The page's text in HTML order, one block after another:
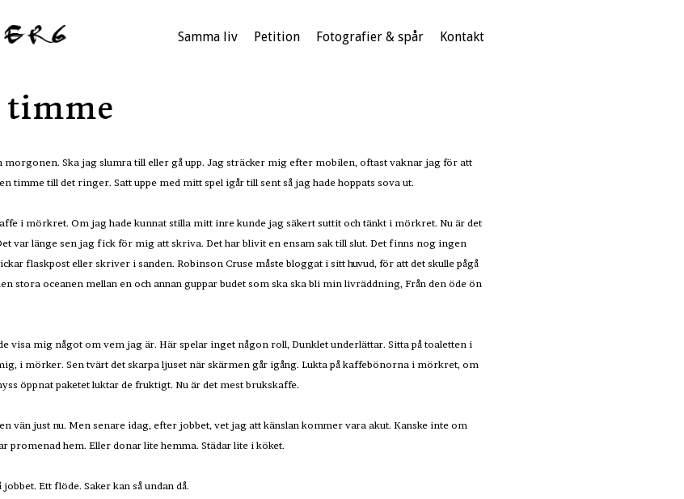
Samma liv Petition Fotografier & spår Kontakt
morgonen. Ska jag slumra till eller gå upp. Jag sträcker mig efter mobilen, oftast vaknar jag för att
timme till det ringer. Satt uppe med mitt spel igår till sent så jag hade hoppats sova ut.
i mörkret. Om jag hade kunnat stilla mitt inre kunde jag säkert suttit och tänkt i mörkret. Nu är det
var länge sen jag fick för mig att skriva. Det har blivit en ensam sak till slut. Det finns nog ingen
flaskpost eller skriver i sanden. Robinson Cruse måste bloggat i sitt huvud, för att det skulle pågå
stora oceanen mellan en och annan guppar budet som ska ska bli min livräddning, Från den öde ön
visa mig något om vem jag är. Här spelar inget någon roll, Dunklet underlättar. Sitta på toaletten i
i mörker. Sen tvärt det skarpa ljuset när skärmen går igång. Lukta på kaffebönorna i mörkret, om
öppnat paketet luktar de fruktigt. Nu är det mest brukskaffe.
vän just nu. Men senare idag, efter jobbet, vet jag att känslan kommer vara akut. Kanske inte om
promenad hem. Eller donar lite hemma. Städar lite i köket.
Ett flöde. Saker kan så undan då.